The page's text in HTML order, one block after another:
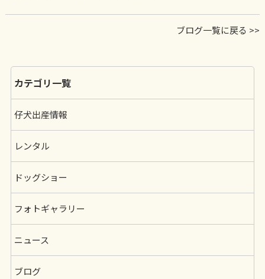
ブログ一覧に戻る >>
カテゴリ一覧
仔犬出産情報
レンタル
ドッグショー
フォトギャラリー
ニュース
ブログ